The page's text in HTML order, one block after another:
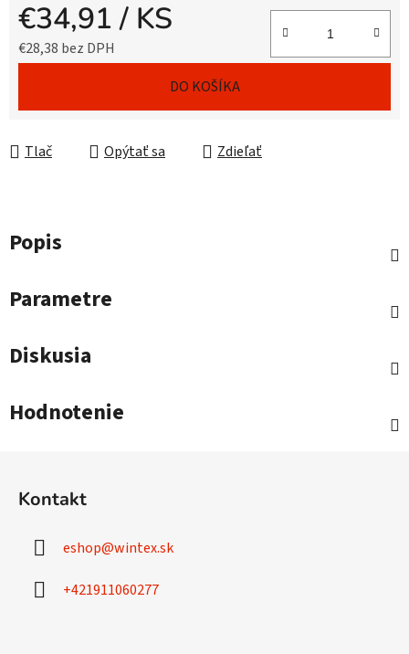
€34,91/ KS
€28,38 bez DPH
DO KOŠÍKA
Tlač Opýtať sa Zdieľať
Popis
Parametre
Diskusia
Hodnotenie
Kontakt
eshop@wintex.sk
+421911060277